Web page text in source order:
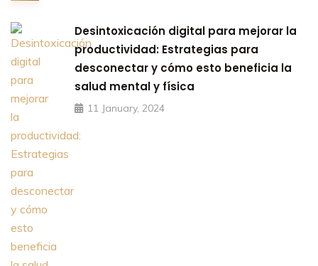
Desintoxicación digital para mejorar la
productividad: Estrategias para
desconectar y cómo esto beneficia la
salud mental y física
11 January, 2024